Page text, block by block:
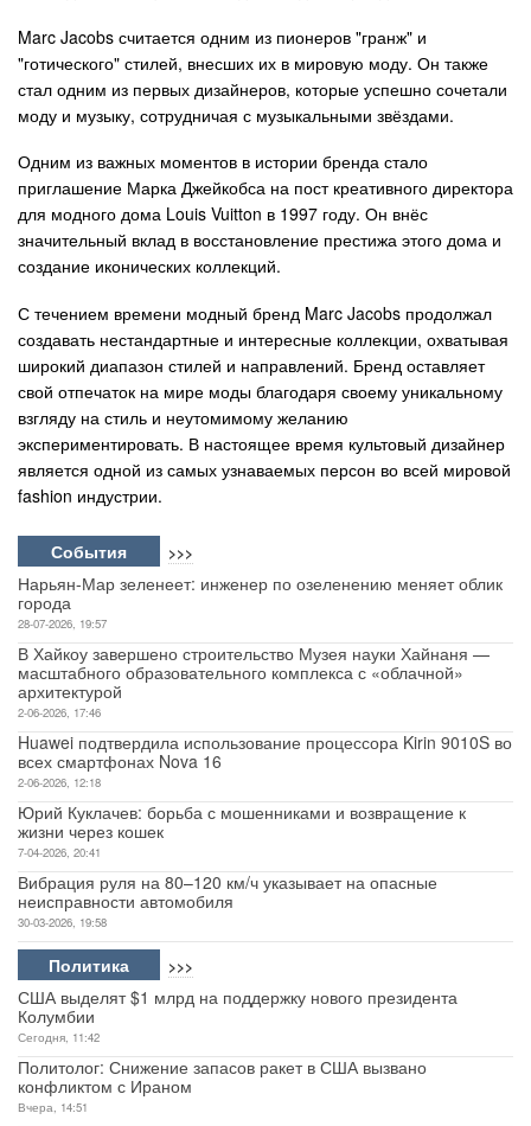
Marc Jacobs считается одним из пионеров "гранж" и
"готического" стилей, внесших их в мировую моду. Он также
стал одним из первых дизайнеров, которые успешно сочетали
моду и музыку, сотрудничая с музыкальными звёздами.
Одним из важных моментов в истории бренда стало
приглашение Марка Джейкобса на пост креативного директора
для модного дома Louis Vuitton в 1997 году. Он внёс
значительный вклад в восстановление престижа этого дома и
создание иконических коллекций.
С течением времени модный бренд Marc Jacobs продолжал
создавать нестандартные и интересные коллекции, охватывая
широкий диапазон стилей и направлений. Бренд оставляет
свой отпечаток на мире моды благодаря своему уникальному
взгляду на стиль и неутомимому желанию
экспериментировать. В настоящее время культовый дизайнер
является одной из самых узнаваемых персон во всей мировой
fashion индустрии.
События >>>
Нарьян-Мар зеленеет: инженер по озеленению меняет облик
города
28-07-2026, 19:57
В Хайкоу завершено строительство Музея науки Хайнаня —
масштабного образовательного комплекса с «облачной»
архитектурой
2-06-2026, 17:46
Huawei подтвердила использование процессора Kirin 9010S во
всех смартфонах Nova 16
2-06-2026, 12:18
Юрий Куклачев: борьба с мошенниками и возвращение к
жизни через кошек
7-04-2026, 20:41
Вибрация руля на 80–120 км/ч указывает на опасные
неисправности автомобиля
30-03-2026, 19:58
Политика >>>
США выделят $1 млрд на поддержку нового президента
Колумбии
Сегодня, 11:42
Политолог: Снижение запасов ракет в США вызвано
конфликтом с Ираном
Вчера, 14:51